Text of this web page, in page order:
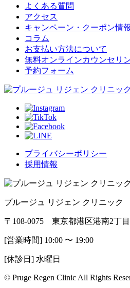
よくある質問
アクセス
キャンペーン・クーポン情報
コラム
お支払い方法について
無料オンラインカウンセリ
予約フォーム
プライバシーポリシー
採用情報
プルージュ リジェン クリニック
〒108-0075 東京都港区港南2丁
[営業時間] 10:00 〜 19:00
[休診日] 水曜日
© Pruge Regen Clinic All Rights